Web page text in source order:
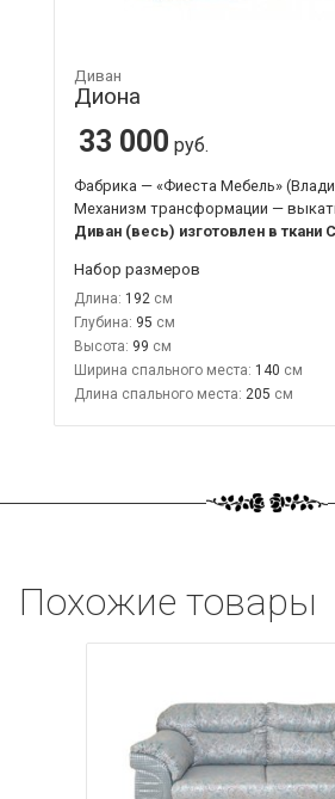
Диван
Диона
33 000 руб.
Фабрика — «Фиеста Мебель»
Механизм трансформации —
Диван (весь) изготовлен в ткани
Набор размеров
Длина: 192
Глубина: 95
Высота: 99
Ширина спального места: 140
Длина спального места: 205
Похожие товары